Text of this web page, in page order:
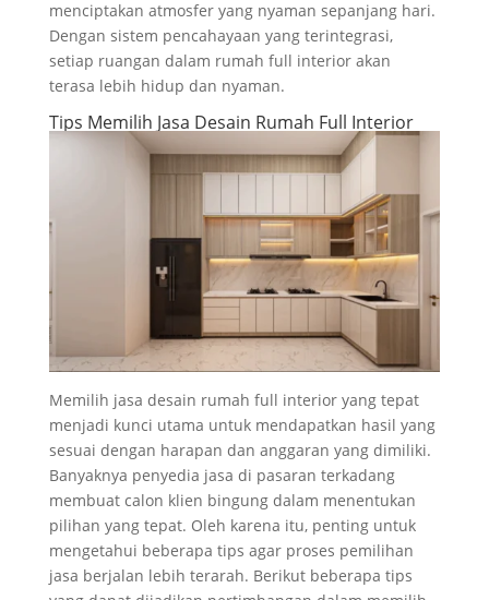
menciptakan atmosfer yang nyaman sepanjang hari.
Dengan sistem pencahayaan yang terintegrasi,
setiap ruangan dalam rumah full interior akan
terasa lebih hidup dan nyaman.
Tips Memilih Jasa Desain Rumah Full Interior
Memilih jasa desain rumah full interior yang tepat
menjadi kunci utama untuk mendapatkan hasil yang
sesuai dengan harapan dan anggaran yang dimiliki.
Banyaknya penyedia jasa di pasaran terkadang
membuat calon klien bingung dalam menentukan
pilihan yang tepat. Oleh karena itu, penting untuk
mengetahui beberapa tips agar proses pemilihan
jasa berjalan lebih terarah. Berikut beberapa tips